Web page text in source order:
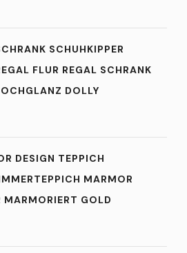
SCHUHKIPPER
FLUR REGAL SCHRANK
DOLLY
DESIGN TEPPICH
MARMOR
MARMORIERT GOLD